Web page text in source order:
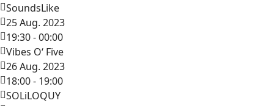
SoundsLike
25 Aug. 2023
19:30-00:00
Vibes O‘ Five
26 Aug. 2023
18:00- 19:00
SOLiLOQUY